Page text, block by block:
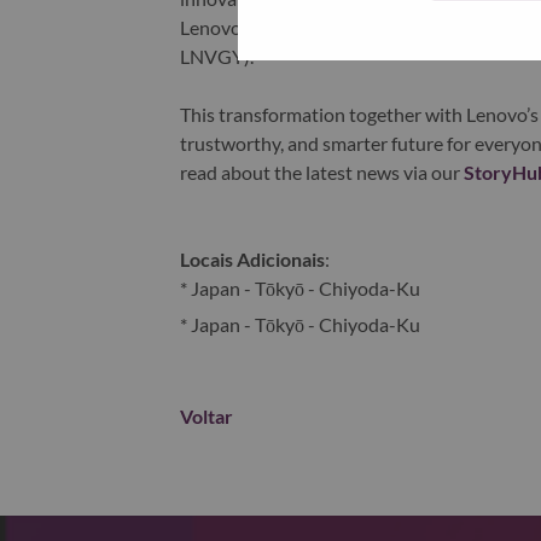
Lenovo is listed on the Hong Kong stock
LNVGY).
This transformation together with
trustworthy, and smarter future for
read about the latest news via our
Locais Adicionais:
* Japan - Tōkyō - Chiyoda-Ku
* Japan - Tōkyō - Chiyoda-Ku
Voltar